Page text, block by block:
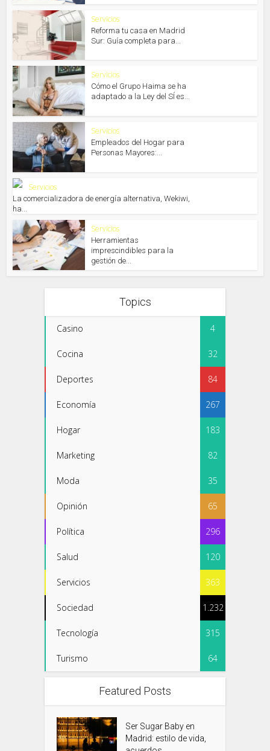
Servicios
Reforma tu casa en Madrid
Sur: Guía completa para...
Servicios
Cómo el Grupo Haima se ha
adaptado a la Ley del SÍ es...
Servicios
Empleados del Hogar para
Personas Mayores:...
Servicios
La comercializadora de energía alternativa, Wekiwi,
ha...
Servicios
Herramientas
imprescindibles para la
gestión de...
Topics
Casino 4
Cocina 32
Deportes 84
Economía 267
Hogar 183
Marketing 82
Moda 35
Opinión 65
Política 296
Salud 120
Servicios 363
Sociedad 1.232
Tecnología 315
Turismo 64
Featured Posts
Ser Sugar Baby en
Madrid: estilo de vida,